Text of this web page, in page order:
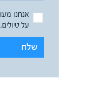
על טיולים.
שלח